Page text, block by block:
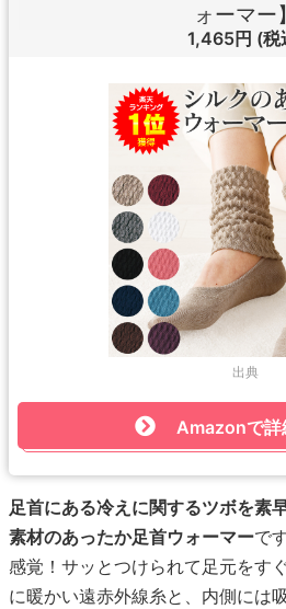
ォーマー】
1,465円 (税
出典
Amazonで詳
足首にある冷えに関するツボを素
素材のあったか足首ウォーマーで
感覚！サッとつけられて足元をす
に暖かい遠赤外線糸と、内側には